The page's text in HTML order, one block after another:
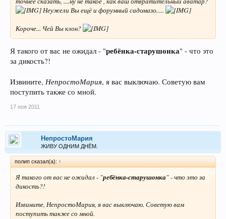
Неужели Вы ещё и форумный садомазо.....
Короче... Чей Вы клон?
Я такого от вас не ожидал - "ребёнка-старушонка" - что это
за дикость?!
Извините, НепростоМария, я вас выключаю. Советую вам
поступить также со мной.
17 ноя 2011
НепростоМария
ЖИВУ ОДНИМ ДНЁМ.
полип сказал(а): ↑
Я такого от вас не ожидал - "ребёнка-старушонка" - что это за
дикость?!
Извините, НепростоМария, я вас выключаю. Советую вам
поступить также со мной.